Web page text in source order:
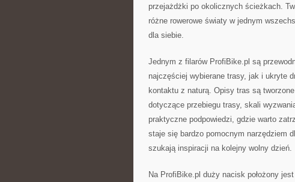
przejażdżki po okolicznych ścieżkach.
różne rowerowe światy w jednym
dla siebie.
Jednym z filarów ProfiBike.pl są
najczęściej wybierane trasy, jak i ukryte
kontaktu z naturą. Opisy tras są
dotyczące przebiegu trasy, skali
praktyczne podpowiedzi, gdzie warto
staje się bardzo pomocnym narzędziem
szukają inspiracji na kolejny wolny dzień.
Na ProfiBike.pl duży nacisk położony